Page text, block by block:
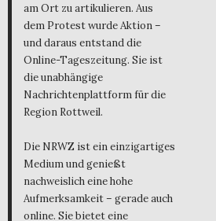
am Ort zu artikulieren. Aus
dem Protest wurde Aktion –
und daraus entstand die
Online-Tageszeitung. Sie ist
die unabhängige
Nachrichtenplattform für die
Region Rottweil.
Die NRWZ ist ein einzigartiges
Medium und genießt
nachweislich eine hohe
Aufmerksamkeit – gerade auch
online. Sie bietet eine